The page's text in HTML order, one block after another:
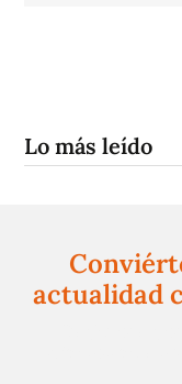
Lo más leído
actualidad